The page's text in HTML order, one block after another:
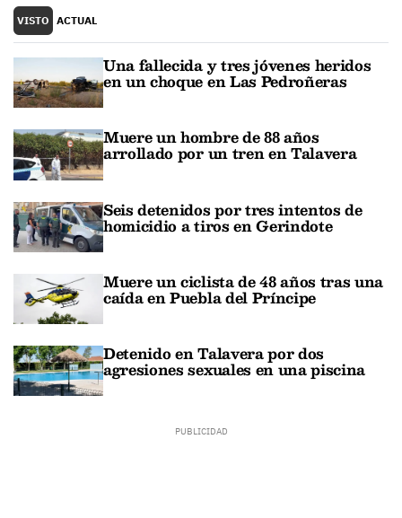
VISTO ACTUAL
Una fallecida y tres jóvenes heridos
en un choque en Las Pedroñeras
Muere un hombre de 88 años
arrollado por un tren en Talavera
Seis detenidos por tres intentos de
homicidio a tiros en Gerindote
Muere un ciclista de 48 años tras una
caída en Puebla del Príncipe
Detenido en Talavera por dos
agresiones sexuales en una piscina